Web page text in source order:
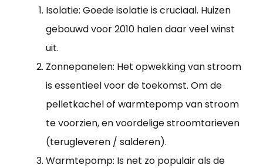
Isolatie: Goede isolatie is cruciaal. Huizen
gebouwd voor 2010 halen daar veel winst
uit.
Zonnepanelen: Het opwekking van stroom
is essentieel voor de toekomst. Om de
pelletkachel of warmtepomp van stroom
te voorzien, en voordelige stroomtarieven
(terugleveren / salderen).
Warmtepomp: Is net zo populair als de